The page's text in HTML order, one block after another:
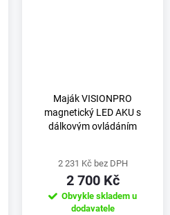
Maják VISIONPRO
magnetický LED AKU s
dálkovým ovládáním
2 231 Kč bez DPH
2 700 Kč
Obvykle skladem u
dodavatele